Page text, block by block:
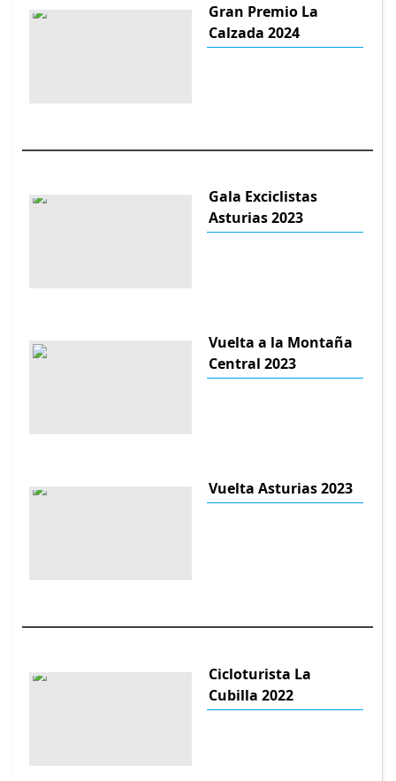
Gran Premio La
Calzada 2024
Gala Exciclistas
Asturias 2023
Vuelta a la Montaña
Central 2023
Vuelta Asturias 2023
Cicloturista La
Cubilla 2022